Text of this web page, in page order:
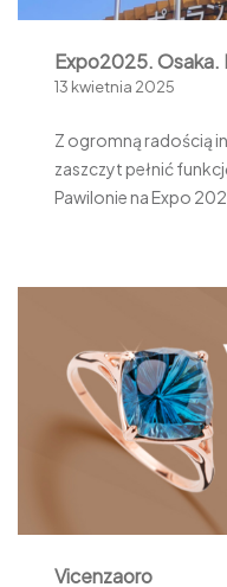
Expo2025. Osaka.
13 kwietnia 2025
Z ogromną radością
zaszczyt pełnić
Pawilonie na Expo
Vicenzaoro